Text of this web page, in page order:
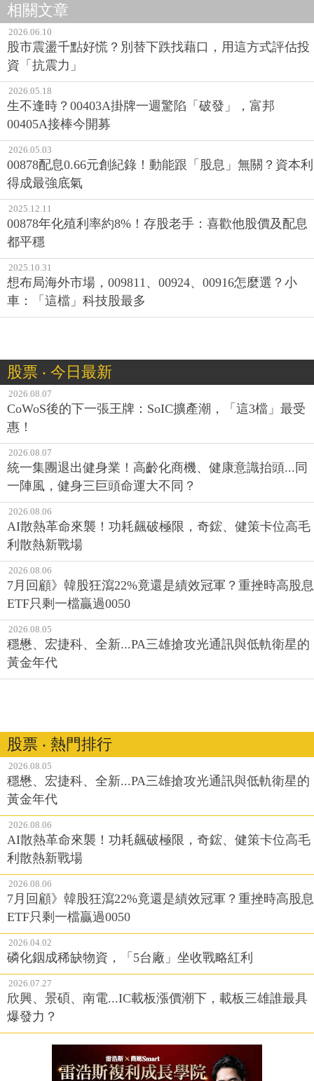
相關文章
2026.06.10
股市震盪千點好慌？別替下跌找藉口，用這方式評估投
資「抗震力」
2026.05.18
生不逢時？00403A掛牌一週驚陷「破發」，富邦
00405A接棒今開募
2026.05.03
00878配息0.66元創紀錄！動能跟「股息」無關？資本利
得成最強底氣
2025.12.11
00878年化殖利率約8%！存股老手：喜歡他股價及配息
都平穩
2025.10.31
想布局海外市場，009811、00924、00916怎麼選？小
車：「這檔」科技股最多
股票 ‧ 今日最新
2026.08.07
CoWoS後的下一張王牌：SoIC擴產潮，「這3檔」最受
惠！
2026.08.07
統一集團退出健身業！高齡化商機、健康意識抬頭...同
一陣風，健身三巨頭命運大不同？
2026.08.06
AI散熱革命來襲！功耗飆破極限，奇鋐、健策卡位高毛
利散熱新戰場
2026.08.06
7月回顧》韓股狂瀉22%竟還是績效冠軍？重挫時高股息
ETF只剩一檔贏過0050
2026.08.05
穩懋、宏捷科、全新...PA三雄搶攻光通訊與低軌衛星的
黃金年代
股票 ‧ 熱門排行
2026.08.05
穩懋、宏捷科、全新...PA三雄搶攻光通訊與低軌衛星的
黃金年代
2026.08.06
AI散熱革命來襲！功耗飆破極限，奇鋐、健策卡位高毛
利散熱新戰場
2026.08.06
7月回顧》韓股狂瀉22%竟還是績效冠軍？重挫時高股息
ETF只剩一檔贏過0050
2026.04.02
磷化銦成稀缺物資，「5台廠」坐收戰略紅利
2026.07.27
欣興、景碩、南電...IC載板漲價潮下，載板三雄誰最具
爆發力？